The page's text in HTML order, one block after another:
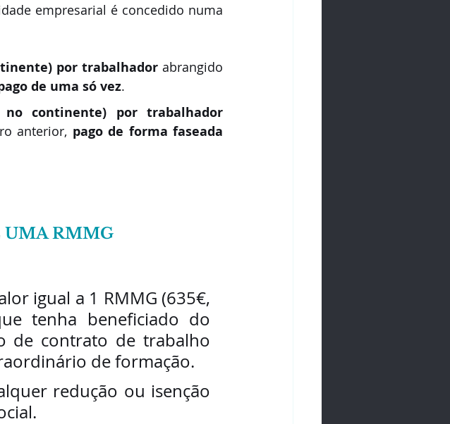
empresarial é concedido numa
por trabalhador abrangido
de uma só vez.
no continente) por trabalhador
anterior, pago de forma faseada
UMA RMMG
igual a 1 RMMG (635€,
tenha beneficiado do
de contrato de trabalho
de formação.